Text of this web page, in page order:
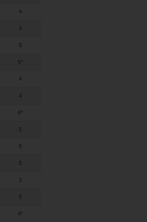
4
4
5
5*
4
4
6*
5
5
5
3
5
4*